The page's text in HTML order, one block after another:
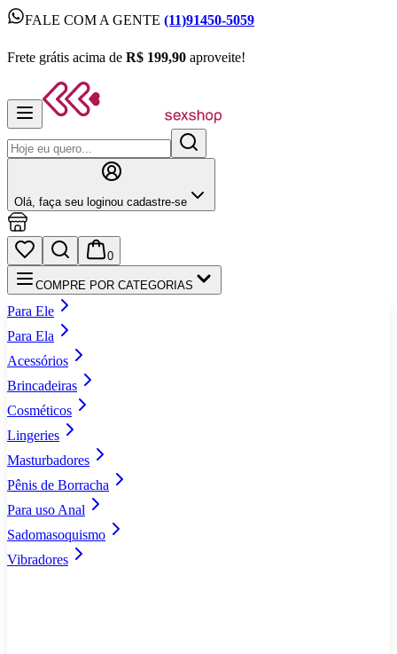
FALE COM A GENTE (11)91450-5059
Frete grátis acima de R$ 199,90 aproveite!
Olá, faça seu loginou cadastre‑se
0
COMPRE POR CATEGORIAS
Para Ele
Para Ela
Acessórios
Brincadeiras
Cosméticos
Lingeries
Masturbadores
Pênis de Borracha
Para uso Anal
Sadomasoquismo
Vibradores